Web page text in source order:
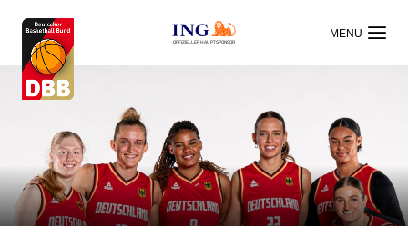
OFFIZIELLER HAUPTSPONSOR